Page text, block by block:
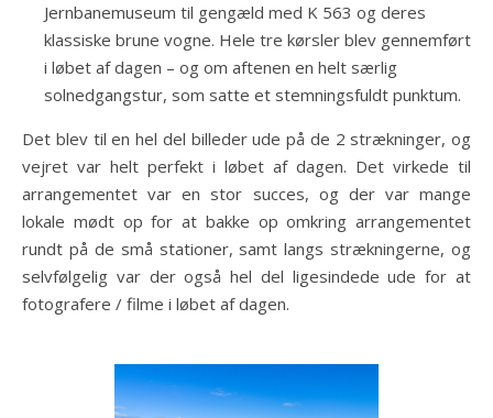
Jernbanemuseum til gengæld med K 563 og deres
klassiske brune vogne. Hele tre kørsler blev gennemført
i løbet af dagen – og om aftenen en helt særlig
solnedgangstur, som satte et stemningsfuldt punktum.
Det blev til en hel del billeder ude på de 2 strækninger, og
vejret var helt perfekt i løbet af dagen. Det virkede til
arrangementet var en stor succes, og der var mange
lokale mødt op for at bakke op omkring arrangementet
rundt på de små stationer, samt langs strækningerne, og
selvfølgelig var der også hel del ligesindede ude for at
fotografere / filme i løbet af dagen.